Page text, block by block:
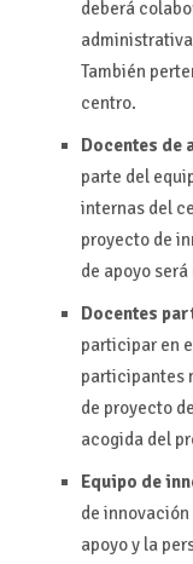
deberá
También
centro.
Docentes de
parte del
internas del
proyecto de
de apoyo será
Docentes
participar en
participantes
de proyecto
acogida del
Equipo de
de
apoyo y la